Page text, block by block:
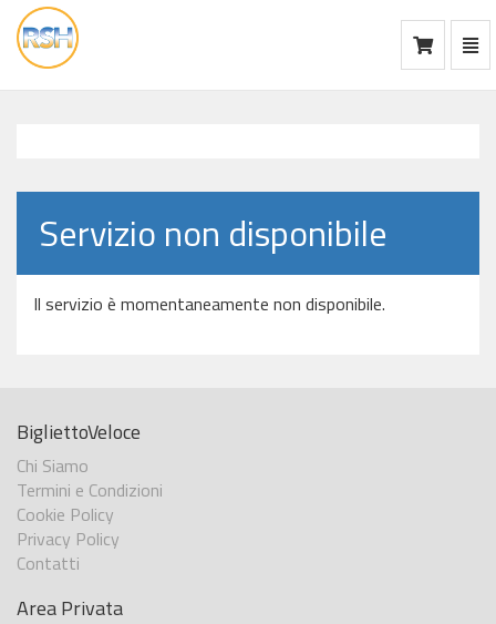
vai
alla
Servizio non disponibile
Il servizio è momentaneamente non disponibile.
BigliettoVeloce
Chi Siamo
Termini e Condizioni
Cookie Policy
Privacy Policy
Contatti
Area Privata